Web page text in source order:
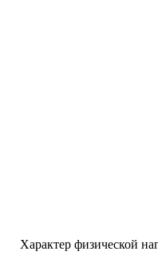
Характер физической